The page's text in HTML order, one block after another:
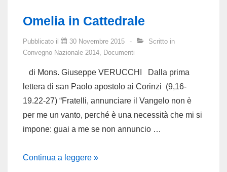
Omelia in Cattedrale
Pubblicato il 30 Novembre 2015
Scritto in
Convegno Nazionale 2014, Documenti
di Mons. Giuseppe VERUCCHI Dalla prima
lettera di san Paolo apostolo ai Corinzi (9,16-
19.22-27) “Fratelli, annunciare il Vangelo non è
per me un vanto, perché è una necessità che mi si
impone: guai a me se non annuncio …
Omelia
Continua a leggere »